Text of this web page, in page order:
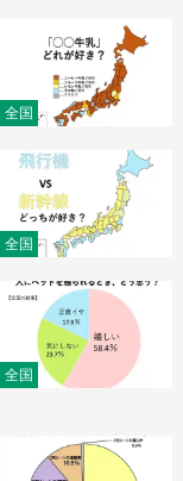
全国
全国
全国